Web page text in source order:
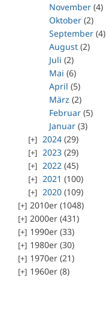
November (4)
Oktober (2)
September (4)
August (2)
Juli (2)
Mai (6)
April (5)
März (2)
Februar (5)
Januar (3)
2024 (29)
2023 (29)
2022 (45)
2021 (100)
2020 (109)
2010er (1048)
2000er (431)
1990er (33)
1980er (30)
1970er (21)
1960er (8)